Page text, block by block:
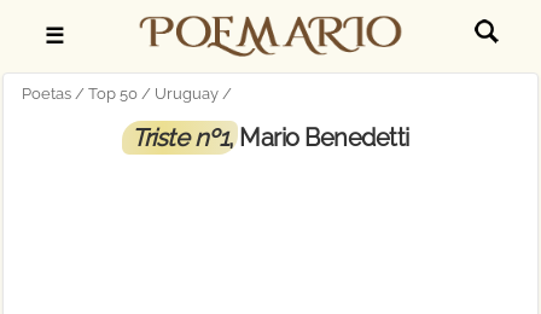
☰
Poetas Top 50 Uruguay
Triste nº1, Mario Benedetti